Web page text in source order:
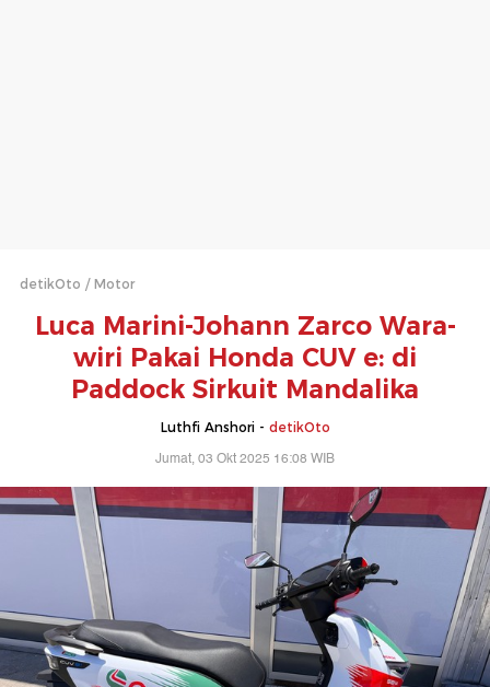
detikOto Motor
Luca Marini-Johann Zarco Wara-
wiri Pakai Honda CUV e: di
Paddock Sirkuit Mandalika
Luthfi Anshori - detikOto
Jumat, 03 Okt 2025 16:08 WIB